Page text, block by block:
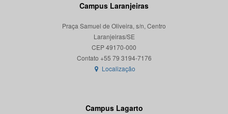
Campus Laranjeiras
Praça Samuel de Oliveira, s/n, Centro
Laranjeiras/SE
CEP 49170-000
Localização
Campus Lagarto